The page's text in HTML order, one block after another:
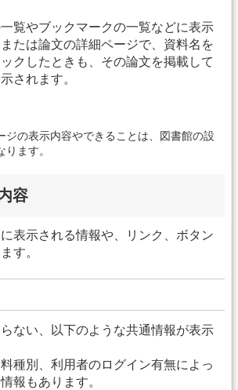
覧やブックマークの一覧などに表示
たは論文の詳細ページで、資料名を
クしたときも、その論文を掲載して
されます。
ジの表示内容やできることは、図書館の設
ます。
容
表示される情報や、リンク、ボタン
す。
ない、以下のような共通情報が表示
種別、利用者のログイン有無によっ
報もあります。